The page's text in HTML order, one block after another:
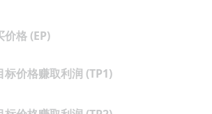
价格 (EP)
标价格赚取利润 (TP1)